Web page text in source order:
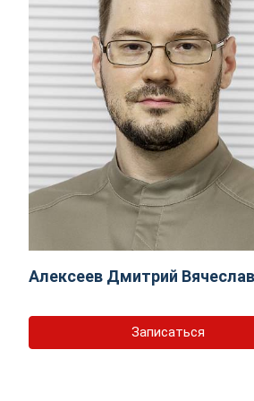
Алексеев Дмитрий
Записаться